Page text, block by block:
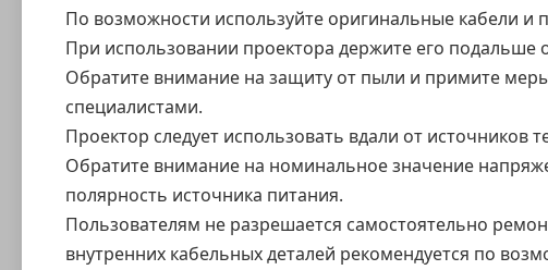
По возможности используйте оригинальные кабели и
При использовании проектора держите его подальше
Обратите внимание на защиту от пыли и примите
специалистами.
Проектор следует использовать вдали от источников
Обратите внимание на номинальное значение
полярность источника питания.
Пользователям не разрешается самостоятельно
внутренних кабельных деталей рекомендуется по